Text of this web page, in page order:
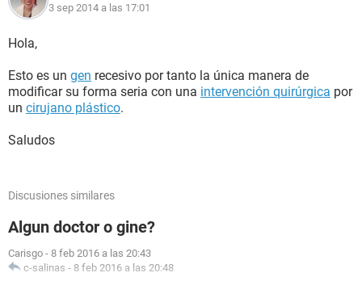
3 sep 2014 a las 17:01
Hola,
Esto es un gen recesivo por tanto la única manera de
modificar su forma seria con una intervención quirúrgica por
un cirujano plástico.
Saludos
Discusiones similares
Algun doctor o gine?
Carisgo - 8 feb 2016 a las 20:43
c-salinas - 8 feb 2016 a las 20:48